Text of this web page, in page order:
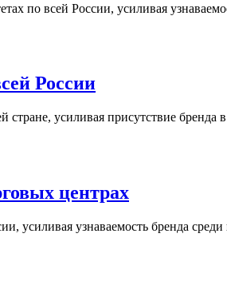
по всей России, усиливая
России
усиливая присутствие бренда
центрах
усиливая узнаваемость бренда